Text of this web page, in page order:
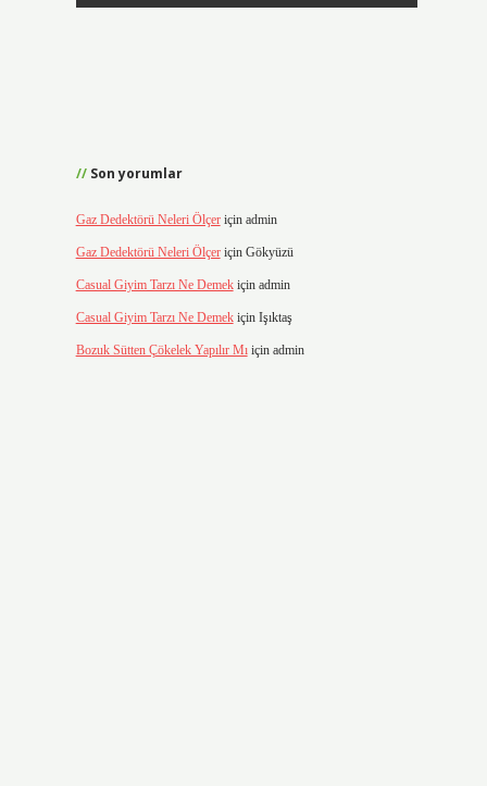
Son yorumlar
Gaz Dedektörü Neleri Ölçeriçin admin
Gaz Dedektörü Neleri Ölçeriçin Gökyüzü
Casual Giyim Tarzı Ne Demekiçin admin
Casual Giyim Tarzı Ne Demekiçin Işıktaş
Bozuk Sütten Çökelek Yapılır Mıiçin admin